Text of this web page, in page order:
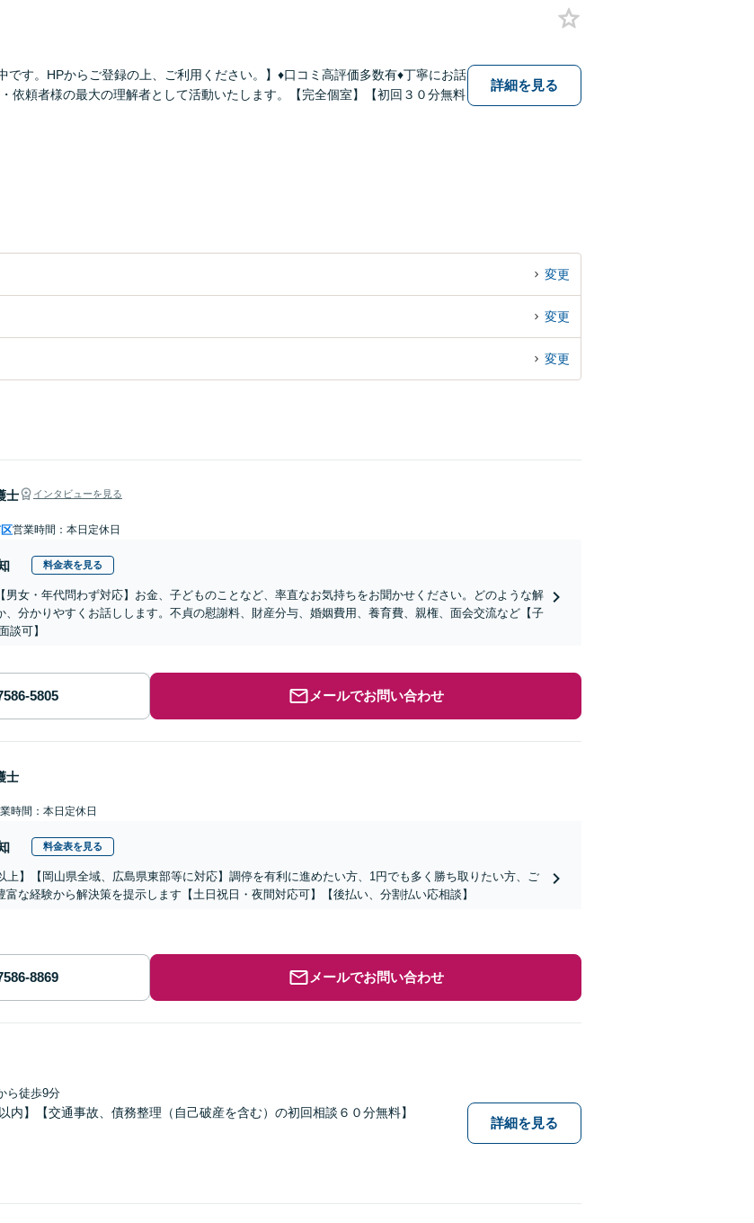
です。HPからご登録の上、ご利用ください。】♦口コミ高評価多数有♦丁寧にお話
依頼者様の最大の理解者として活動いたします。【完全個室】【初回３０分無料
詳細を見る
変更
変更
変更
士 インタビューを見る
営業時間：本日定休日
料金表を見る
男女・年代問わず対応】お金、子どものことなど、率直なお気持ちをお聞かせください。どのような解
、分かりやすくお話しします。不貞の慰謝料、財産分与、婚姻費用、養育費、親権、面会交流など【子
談可】
メールでお問い合わせ
士
時間：本日定休日
料金表を見る
上】【岡山県全域、広島県東部等に対応】調停を有利に進めたい方、1円でも多く勝ち取りたい方、ご
富な経験から解決策を提示します【土日祝日・夜間対応可】【後払い、分割払い応相談】
メールでお問い合わせ
ら徒歩9分
内】【交通事故、債務整理（自己破産を含む）の初回相談６０分無料】
詳細を見る